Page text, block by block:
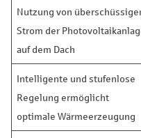
Nutzung von
Strom der
auf dem Dach
Intelligente und stufenlose
Regelung ermöglicht
optimale Wärmeerzeugung